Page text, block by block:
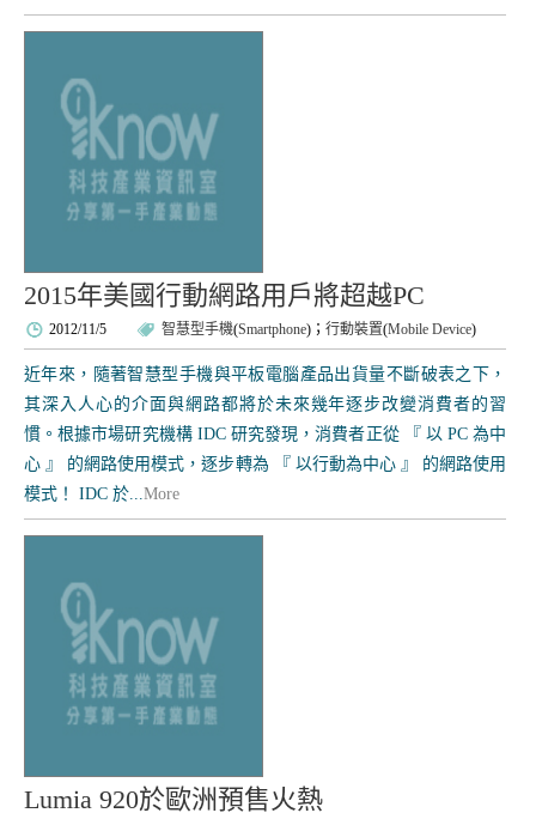
2015年美國行動網路用戶將超越PC
2012/11/5 智慧型手機(Smartphone)； 行動裝置(Mobile Device)
近年來，隨著智慧型手機與平板電腦產品出貨量不斷破表之下，
其深入人心的介面與網路都將於未來幾年逐步改變消費者的習
慣。根據市場研究機構 IDC 研究發現，消費者正從 『 以 PC 為中
心 』 的網路使用模式，逐步轉為 『 以行動為中心 』 的網路使用
模式！ IDC 於...More
Lumia 920於歐洲預售火熱